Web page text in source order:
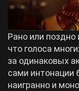
Рано или поздно
что голоса
за одинаковых
сами интонации
наигранно и